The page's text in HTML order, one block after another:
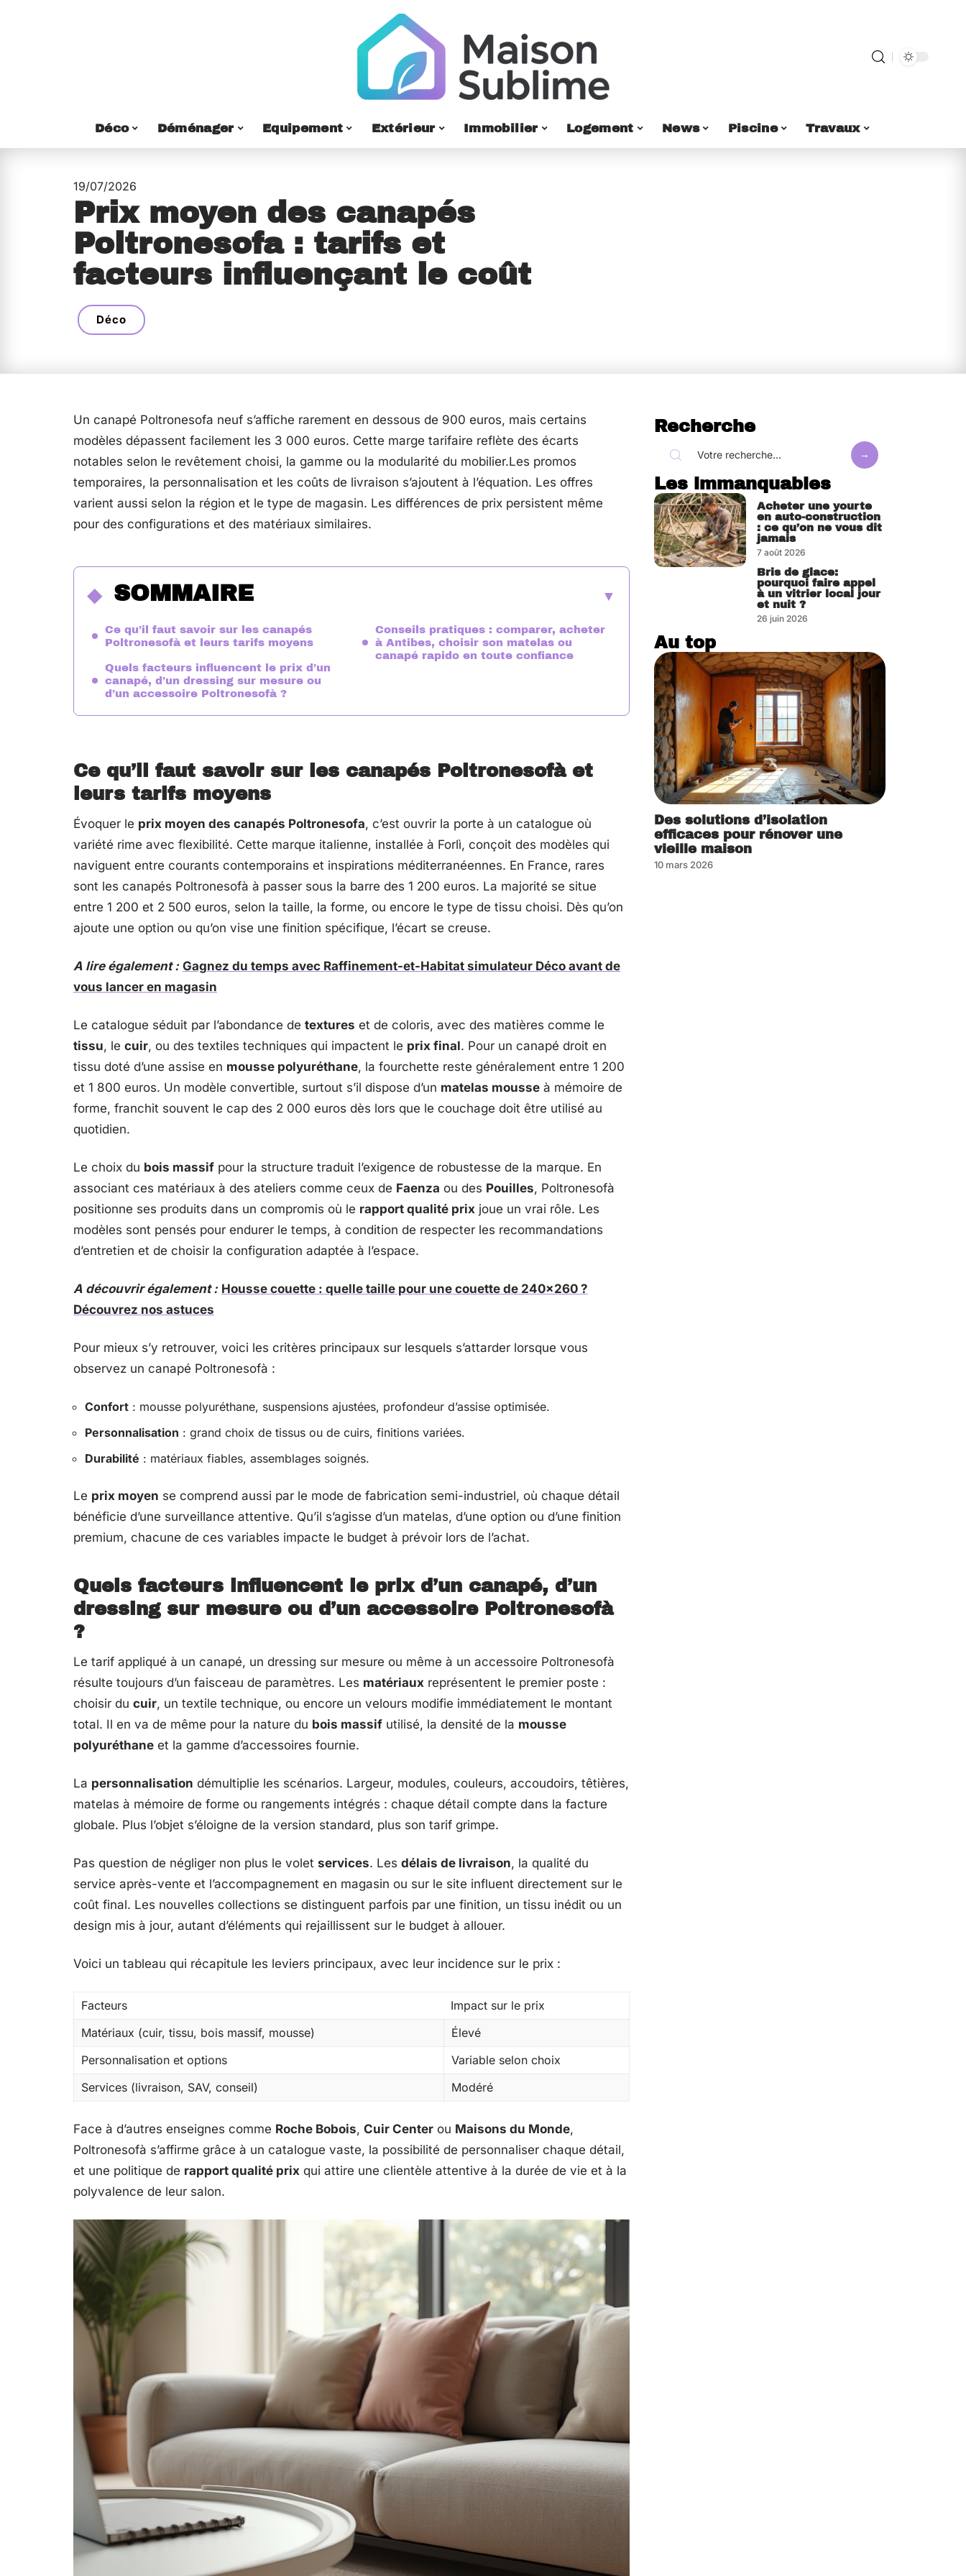
Déco Déménager Equipement Extérieur Immobilier Logement News Piscine Travaux
19/07/2026
Prix moyen des canapés
Poltronesofa : tarifs et
facteurs influençant le coût
Déco
Un canapé Poltronesofa neuf s’affiche rarement en dessous de 900 euros, mais certains
modèles dépassent facilement les 3 000 euros. Cette marge tarifaire reflète des écarts
notables selon le revêtement choisi, la gamme ou la modularité du mobilier.Les promos
temporaires, la personnalisation et les coûts de livraison s’ajoutent à l’équation. Les offres
varient aussi selon la région et le type de magasin. Les différences de prix persistent même
pour des configurations et des matériaux similaires.
SOMMAIRE
Ce qu’il faut savoir sur les canapés
Poltronesofà et leurs tarifs moyens
Quels facteurs influencent le prix d’un
canapé, d’un dressing sur mesure ou
d’un accessoire Poltronesofà ?
Conseils pratiques : comparer, acheter
à Antibes, choisir son matelas ou
canapé rapido en toute confiance
Ce qu’il faut savoir sur les canapés Poltronesofà et
leurs tarifs moyens
Évoquer le prix moyen des canapés Poltronesofa, c’est ouvrir la porte à un catalogue où
variété rime avec flexibilité. Cette marque italienne, installée à Forlì, conçoit des modèles qui
naviguent entre courants contemporains et inspirations méditerranéennes. En France, rares
sont les canapés Poltronesofà à passer sous la barre des 1 200 euros. La majorité se situe
entre 1 200 et 2 500 euros, selon la taille, la forme, ou encore le type de tissu choisi. Dès qu’on
ajoute une option ou qu’on vise une finition spécifique, l’écart se creuse.
A lire également : Gagnez du temps avec Raffinement-et-Habitat simulateur Déco avant de
vous lancer en magasin
Le catalogue séduit par l’abondance de textures et de coloris, avec des matières comme le
tissu, le cuir, ou des textiles techniques qui impactent le prix final. Pour un canapé droit en
tissu doté d’une assise en mousse polyuréthane, la fourchette reste généralement entre 1 200
et 1 800 euros. Un modèle convertible, surtout s’il dispose d’un matelas mousse à mémoire de
forme, franchit souvent le cap des 2 000 euros dès lors que le couchage doit être utilisé au
quotidien.
Le choix du bois massif pour la structure traduit l’exigence de robustesse de la marque. En
associant ces matériaux à des ateliers comme ceux de Faenza ou des Pouilles, Poltronesofà
positionne ses produits dans un compromis où le rapport qualité prix joue un vrai rôle. Les
modèles sont pensés pour endurer le temps, à condition de respecter les recommandations
d’entretien et de choisir la configuration adaptée à l’espace.
A découvrir également : Housse couette : quelle taille pour une couette de 240x260 ?
Découvrez nos astuces
Pour mieux s’y retrouver, voici les critères principaux sur lesquels s’attarder lorsque vous
observez un canapé Poltronesofà :
Confort : mousse polyuréthane, suspensions ajustées, profondeur d’assise optimisée.
Personnalisation : grand choix de tissus ou de cuirs, finitions variées.
Durabilité : matériaux fiables, assemblages soignés.
Le prix moyen se comprend aussi par le mode de fabrication semi-industriel, où chaque détail
bénéficie d’une surveillance attentive. Qu’il s’agisse d’un matelas, d’une option ou d’une finition
premium, chacune de ces variables impacte le budget à prévoir lors de l’achat.
Quels facteurs influencent le prix d’un canapé, d’un
dressing sur mesure ou d’un accessoire Poltronesofà
?
Le tarif appliqué à un canapé, un dressing sur mesure ou même à un accessoire Poltronesofà
résulte toujours d’un faisceau de paramètres. Les matériaux représentent le premier poste :
choisir du cuir, un textile technique, ou encore un velours modifie immédiatement le montant
total. Il en va de même pour la nature du bois massif utilisé, la densité de la mousse
polyuréthane et la gamme d’accessoires fournie.
La personnalisation démultiplie les scénarios. Largeur, modules, couleurs, accoudoirs, têtières,
matelas à mémoire de forme ou rangements intégrés : chaque détail compte dans la facture
globale. Plus l’objet s’éloigne de la version standard, plus son tarif grimpe.
Pas question de négliger non plus le volet services. Les délais de livraison, la qualité du
service après-vente et l’accompagnement en magasin ou sur le site influent directement sur le
coût final. Les nouvelles collections se distinguent parfois par une finition, un tissu inédit ou un
design mis à jour, autant d’éléments qui rejaillissent sur le budget à allouer.
Voici un tableau qui récapitule les leviers principaux, avec leur incidence sur le prix :
Facteurs
Impact sur le prix
Matériaux (cuir, tissu, bois massif, mousse)
Élevé
Personnalisation et options
Variable selon choix
Services (livraison, SAV, conseil)
Modéré
Face à d’autres enseignes comme Roche Bobois, Cuir Center ou Maisons du Monde,
Poltronesofà s’affirme grâce à un catalogue vaste, la possibilité de personnaliser chaque détail,
et une politique de rapport qualité prix qui attire une clientèle attentive à la durée de vie et à la
polyvalence de leur salon.
Recherche
Les immanquables
Acheter une yourte
en auto-construction
: ce qu’on ne vous dit
jamais
7 août 2026
Bris de glace:
pourquoi faire appel
à un vitrier local jour
et nuit ?
26 juin 2026
Au top
Des solutions d’isolation
efficaces pour rénover une
vieille maison
10 mars 2026